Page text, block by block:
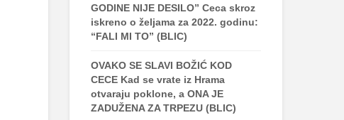
GODINE NIJE DESILO” Ceca skroz
iskreno o željama za 2022. godinu:
“FALI MI TO” (BLIC)
OVAKO SE SLAVI BOŽIĆ KOD
CECE Kad se vrate iz Hrama
otvaraju poklone, a ONA JE
ZADUŽENA ZA TRPEZU (BLIC)